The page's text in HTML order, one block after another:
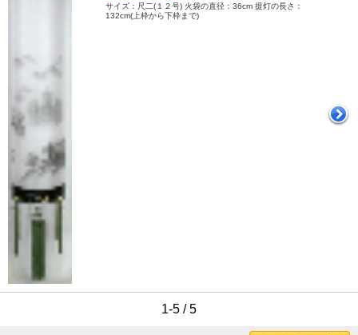
サイズ：尺二(１２号) 火袋の直径：36cm 提灯の長さ：
132cm(上枠から下枠まで)
1-5 / 5